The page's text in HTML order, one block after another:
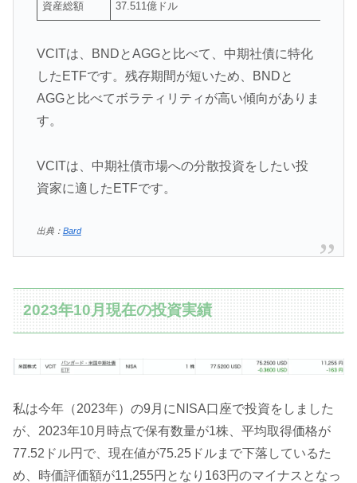
資産総額 37.511億ドル
VCITは、BNDとAGGと比べて、中期社債に特化
したETFです。残存期間が短いため、BNDと
AGGと比べてボラティリティが高い傾向がありま
す。
VCITは、中期社債市場への分散投資をしたい投
資家に適したETFです。
出典： Bard
2023年10月現在の投資実績
私は今年（2023年）の9月にNISA口座で投資をしました
が、2023年10月時点で保有数量が1株、平均取得価格が
77.52ドル円で、現在値が75.25ドルまで下落しているた
め、時価評価額が11,255円となり163円のマイナスとなっ